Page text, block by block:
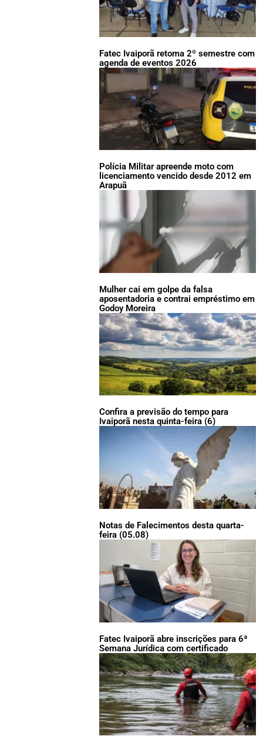
Fatec Ivaiporã retoma 2º semestre com
agenda de eventos 2026
Polícia Militar apreende moto com
licenciamento vencido desde 2012 em
Arapuã
Mulher cai em golpe da falsa
aposentadoria e contrai empréstimo em
Godoy Moreira
Confira a previsão do tempo para
Ivaiporã nesta quinta-feira (6)
Notas de Falecimentos desta quarta-
feira (05.08)
Fatec Ivaiporã abre inscrições para 6ª
Semana Jurídica com certificado